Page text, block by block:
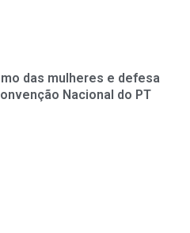
das mulheres e defesa
Nacional do PT